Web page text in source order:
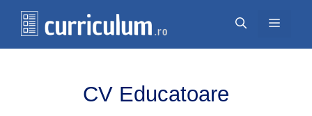
Перейти
Меню
CV Educatoare